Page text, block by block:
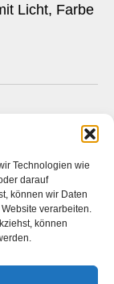
Technologien wie
darauf
können wir Daten
verarbeiten.
können
Licht, Farbe
Bahrmann. Die
finden Sie